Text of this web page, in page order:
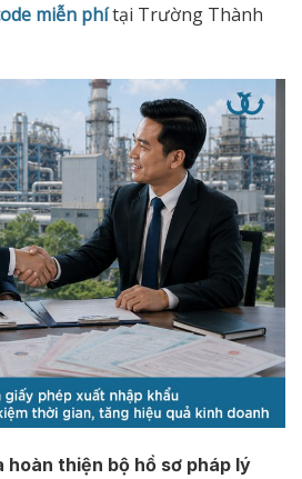
miễn phítại Trường Thành
hoàn thiện bộ hồ sơ pháp lý